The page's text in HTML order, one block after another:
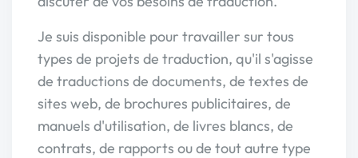
Je suis disponible pour travailler sur tous
types de projets de traduction, qu'il s'agisse
de traductions de documents, de textes de
sites web, de brochures publicitaires, de
manuels d'utilisation, de livres blancs, de
contrats, de rapports ou de tout autre type